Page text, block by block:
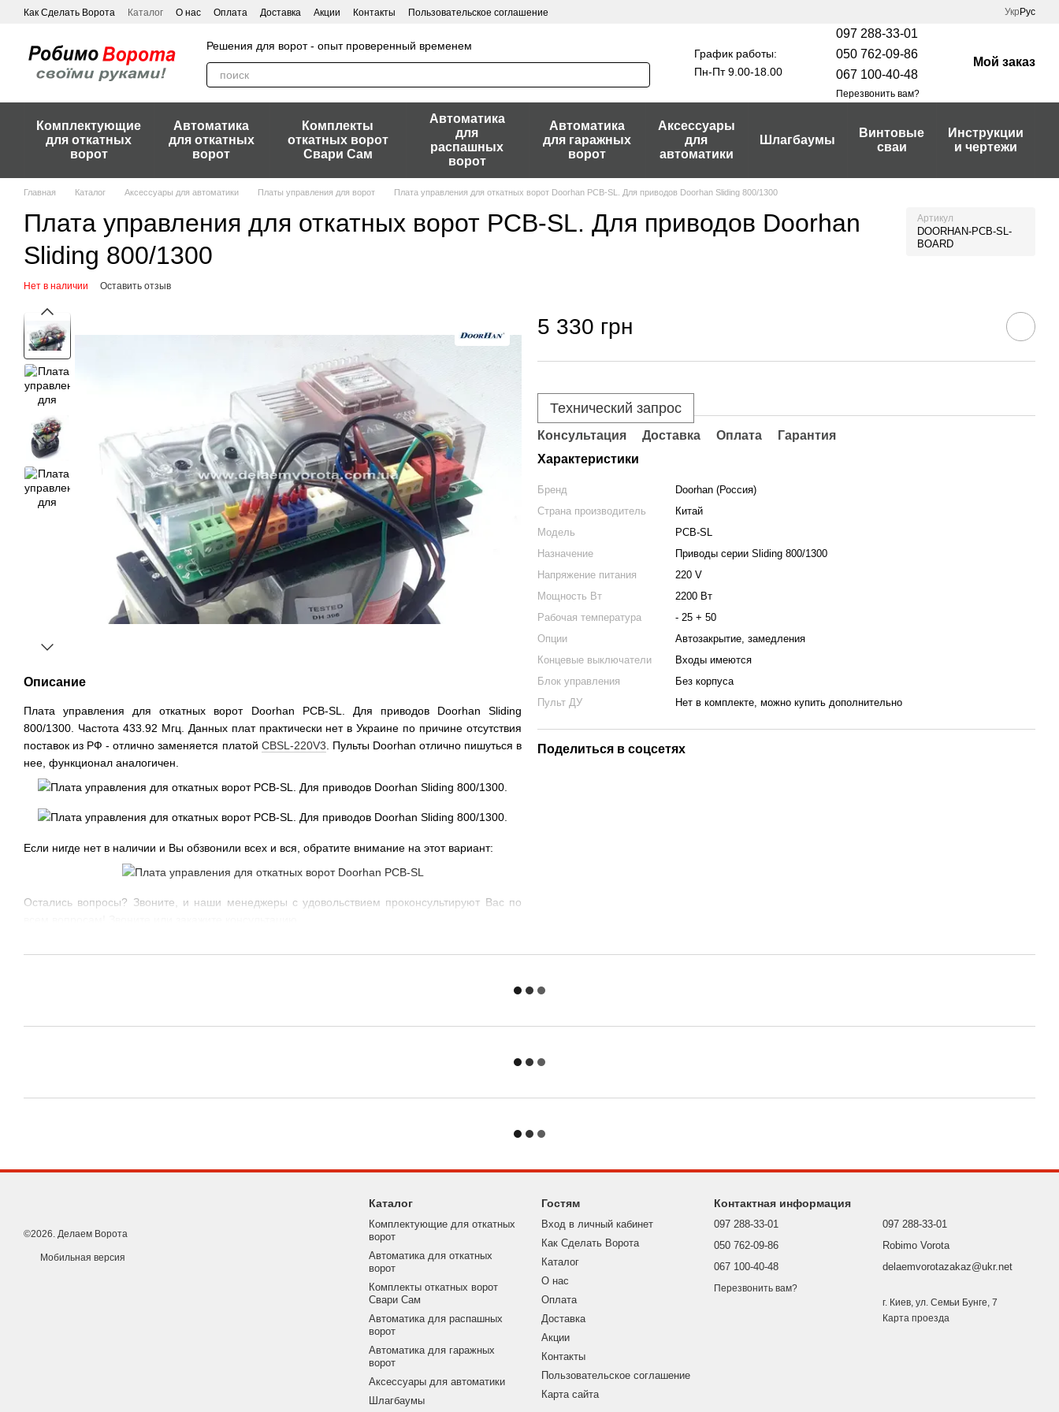
Перейти к основному контенту
Как Сделать Ворота Каталог О нас Оплата Доставка Акции Контакты Пользовательское соглашение Укр Рус
Решения для ворот - опыт проверенный временем
График работы:
Пн-Пт 9.00-18.00
097 288-33-01
050 762-09-86
067 100-40-48
Перезвонить вам?
Мой заказ
Комплектующие
для откатных
ворот
Автоматика
для откатных
ворот
Комплекты
откатных ворот
Свари Сам
Автоматика
для
распашных
ворот
Автоматика
для гаражных
ворот
Аксессуары
для
автоматики
Шлагбаумы
Винтовые
сваи
Инструкции
и чертежи
Главная Каталог Аксессуары для автоматики Платы управления для ворот Плата управления для откатных ворот Doorhan PCB-SL. Для приводов Doorhan Sliding 800/1300
Плата управления для откатных ворот PCB-SL. Для приводов Doorhan
Sliding 800/1300
Артикул
DOORHAN-PCB-SL-
BOARD
Нет в наличии Оставить отзыв
Описание
Плата управления для откатных ворот Doorhan PCB-SL. Для приводов Doorhan Sliding
800/1300. Частота 433.92 Мгц. Данных плат практически нет в Украине по причине отсутствия
поставок из РФ - отлично заменяется платой CBSL-220V3. Пульты Doorhan отлично пишуться в
нее, функционал аналогичен.
Если нигде нет в наличии и Вы обзвонили всех и вся, обратите внимание на этот вариант:
Остались вопросы? Звоните, и наши менеджеры с удовольствием проконсультируют Вас по
5 330 грн
Технический запрос
Консультация Доставка Оплата
Гарантия
Характеристики
Бренд
Doorhan (Россия)
Страна производитель
Китай
Модель
PCB-SL
Назначение
Приводы серии Sliding 800/1300
Напряжение питания
220 V
Мощность Вт
2200 Вт
Рабочая температура
- 25 + 50
Опции
Автозакрытие, замедления
Концевые выключатели
Входы имеются
Блок управления
Без корпуса
Пульт ДУ
Нет в комплекте, можно купить дополнительно
Поделиться в соцсетях
©2026. Делаем Ворота
Мобильная версия
Каталог
Комплектующие для откатных
ворот
Автоматика для откатных
ворот
Комплекты откатных ворот
Свари Сам
Автоматика для распашных
ворот
Автоматика для гаражных
ворот
Аксессуары для автоматики
Шлагбаумы
Гостям
Вход в личный кабинет
Как Сделать Ворота
Каталог
О нас
Оплата
Доставка
Акции
Контакты
Пользовательское соглашение
Карта сайта
Контактная информация
097 288-33-01
050 762-09-86
067 100-40-48
Перезвонить вам?
097 288-33-01
Robimo Vorota
delaemvorotazakaz@ukr.net
г. Киев, ул. Семьи Бунге, 7
Карта проезда